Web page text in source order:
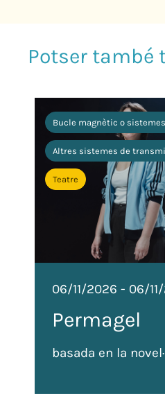
Bucle magnètic o
Altres sistemes de
Teatre
06/11/2026 - 06/
Permagel
basada en la